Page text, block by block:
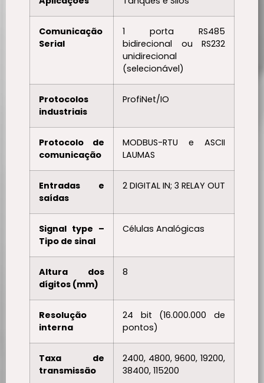
Comunicação
Serial
1 porta RS485
bidirecional ou RS232
unidirecional
(selecionável)
Protocolos
industriais
ProfiNet/IO
Protocolo de
comunicação
MODBUS-RTU e ASCII
LAUMAS
Entradas e
saídas
2 DIGITAL IN; 3 RELAY OUT
Signal type –
Tipo de sinal
Células Analógicas
Altura dos
dígitos (mm)
8
Resolução
interna
24 bit (16.000.000 de
pontos)
Taxa de
transmissão
2400, 4800, 9600, 19200,
38400, 115200